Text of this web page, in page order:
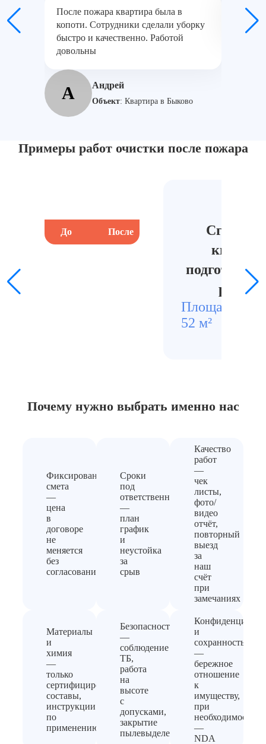
После пожара квартира была в
копоти. Сотрудники сделали уборку
быстро и качественно. Работой
довольны
А Андрей
Объект: Квартира в Быково
Примеры работ очистки после пожара
До После
ремонт
Площадь
52 м²
Почему нужно выбрать именно нас
Фиксированная
смета
—
цена
в
договоре
не
меняется
без
согласования
Сроки
под
ответственность
—
план
график
и
неустойка
за
срыв
Качество
работ
—
чек
листы,
фото/
видео
отчёт,
повторный
выезд
за
наш
счёт
при
замечаниях
Материалы
и
химия
—
только
сертифицированные
составы,
инструкции
по
применению
Безопасность
—
соблюдение
ТБ,
работа
на
высоте
с
допусками,
закрытие
пылевыделения
и
сохранность
—
бережное
отношение
к
имуществу,
при
необходимости
—
NDA